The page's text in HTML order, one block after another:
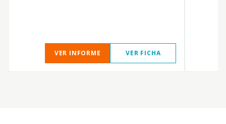
VER INFORME VER FICHA